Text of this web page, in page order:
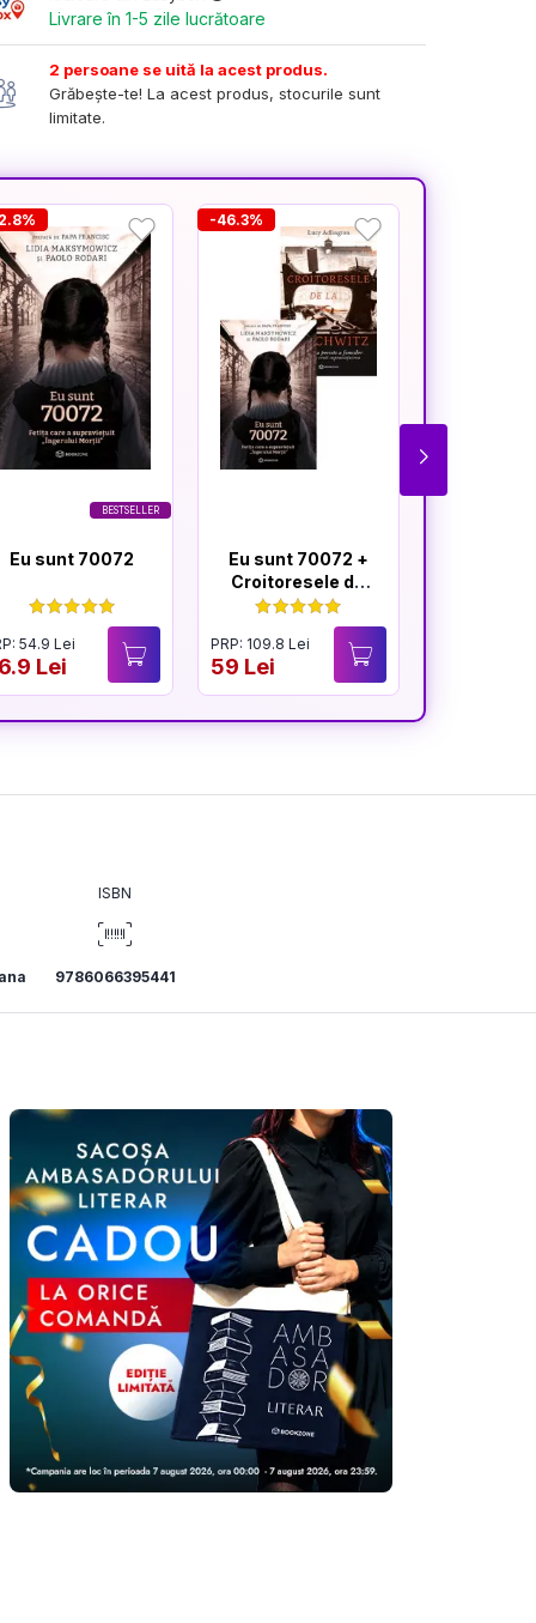
Livrare în 1-5 zile lucrătoare
2 persoane se uită la acest produs.
Grăbește-te! La acest produs, stocurile sunt
limitate.
BESTSELLER
Eu sunt 70072
54.9 Lei
Lei
-46.3%
Eu sunt 70072 +
Croitoresele de
la Auschwitz
PRP: 109.8 Lei
59 Lei
ISBN
9786066395441